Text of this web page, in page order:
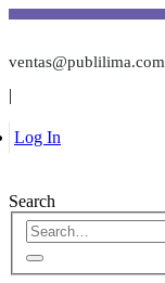
ventas@publilima.com
|
Log In
Search